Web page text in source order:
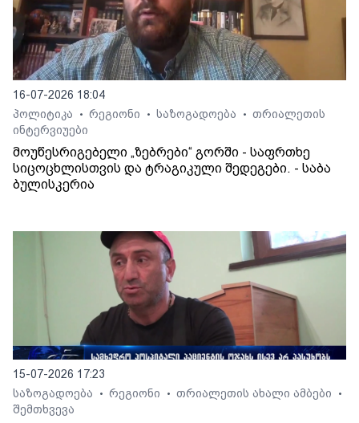
16-07-2026 18:04
პოლიტიკა
• რეგიონი • საზოგადოება • თრიალეთის
ინტერვიუები
მოუწესრიგებელი „ზებრები“ გორში - საფრთხე
სიცოცხლისთვის და ტრაგიკული შედეგები. - საბა
ბულისკერია
15-07-2026 17:23
საზოგადოება
• რეგიონი • თრიალეთის ახალი ამბები •
შემთხვევა